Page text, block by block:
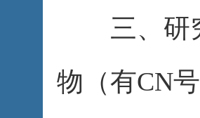
三、研究
物（有CN